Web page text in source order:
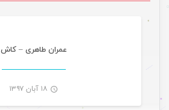
عمران طاهری – کاش
۱۸ آبان ۱۳۹۷